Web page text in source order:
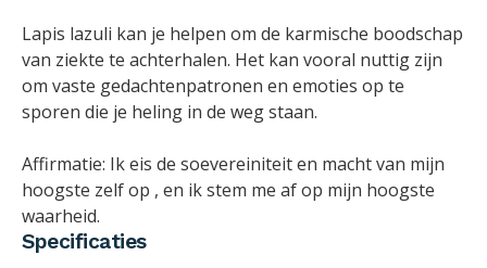
Lapis lazuli kan je helpen om de karmische boodschap
van ziekte te achterhalen. Het kan vooral nuttig zijn
om vaste gedachtenpatronen en emoties op te
sporen die je heling in de weg staan.
Affirmatie: Ik eis de soevereiniteit en macht van mijn
hoogste zelf op , en ik stem me af op mijn hoogste
waarheid.
Specificaties